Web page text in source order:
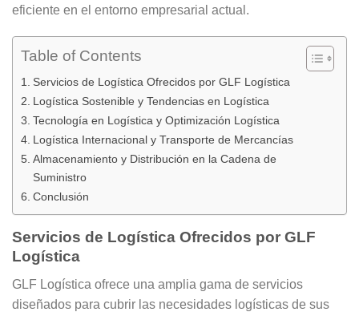
eficiente en el entorno empresarial actual.
Table of Contents
Servicios de Logística Ofrecidos por GLF Logística
Logística Sostenible y Tendencias en Logística
Tecnología en Logística y Optimización Logística
Logística Internacional y Transporte de Mercancías
Almacenamiento y Distribución en la Cadena de
Suministro
Conclusión
Servicios de Logística Ofrecidos por GLF
Logística
GLF Logística ofrece una amplia gama de servicios
diseñados para cubrir las necesidades logísticas de sus